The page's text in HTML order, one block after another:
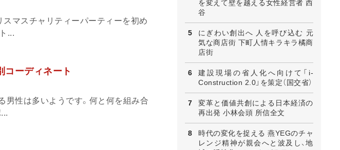
スマスチャリティーパーティーを初め
...
コーディネート
男性は多いようです。何と何を組み合
を変えて壁を越える女性経営者 西
谷
にぎわい創出へ 人を呼び込む 元
気な商店街 下町人情キラキラ橘商
店街
建設現場の省人化へ向けて「i-
Construction 2.0」を策定（国交省）
変革と価値共創による日本経済の
再出発 小林会頭 所信全文
時代の変化を捉える 燕YEGのチャ
レンジ精神が親会へと波及し、地